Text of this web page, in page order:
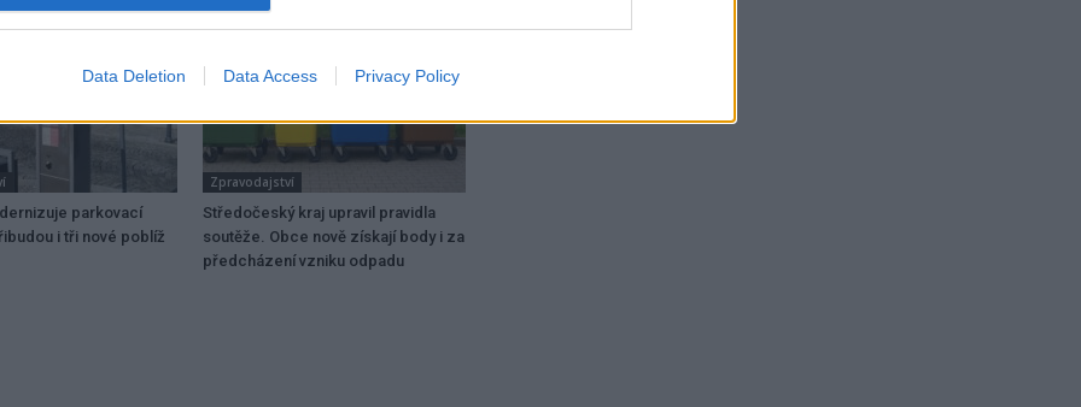
Data Deletion Data Access Privacy Policy
parkovací
i tři nové poblíž
Zpravodajství
Středočeský kraj upravil pravidla
soutěže. Obce nově získají body i za
předcházení vzniku odpadu